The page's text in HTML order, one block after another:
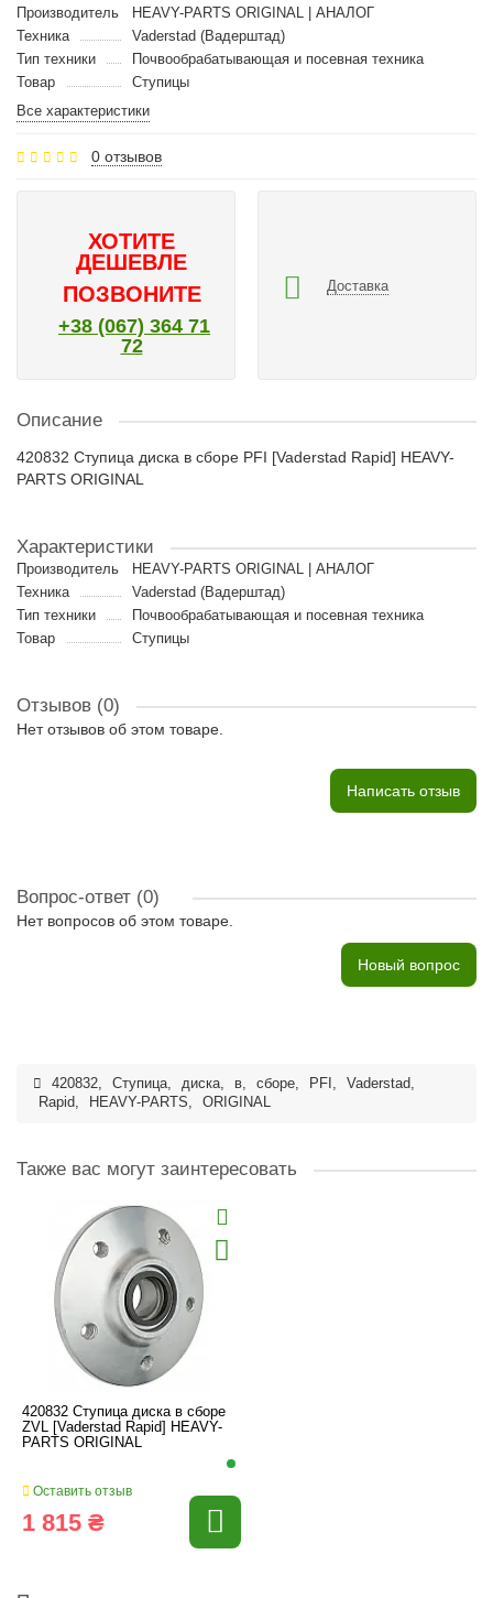
Производитель
HEAVY-PARTS ORIGINAL | АНАЛОГ
Техника
Vaderstad (Вадерштад)
Тип техники
Почвообрабатывающая и посевная техника
Товар
Ступицы
Все характеристики
0 отзывов
ХОТИТЕ
ДЕШЕВЛЕ
ПОЗВОНИТЕ
+38 (067) 364 71
72
Доставка
Описание
420832 Ступица диска в сборе PFI [Vaderstad Rapid] HEAVY-
PARTS ORIGINAL
Характеристики
Производитель
HEAVY-PARTS ORIGINAL | АНАЛОГ
Техника
Vaderstad (Вадерштад)
Тип техники
Почвообрабатывающая и посевная техника
Товар
Ступицы
Отзывов (0)
Нет отзывов об этом товаре.
Написать отзыв
Вопрос-ответ (0)
Нет вопросов об этом товаре.
Новый вопрос
420832, Ступица, диска, в, сборе, PFI , Vaderstad,
Rapid, HEAVY-PARTS, ORIGINAL
Также вас могут заинтересовать
420832 Ступица диска в сборе
ZVL [Vaderstad Rapid] HEAVY-
PARTS ORIGINAL
Оставить отзыв
1 815 ₴